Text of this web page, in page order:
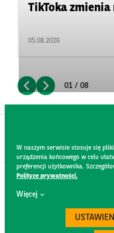
TikToka zmienia
05.08.2026
01 / 08
W naszym serwisie stosuje się
urządzenia końcowego w celu
preferencji użytkownika.
Polityce prywatności.
Więcej
KONTAKT
REGULAMIN STRONY
POLITYKA PRYWATNOŚCI